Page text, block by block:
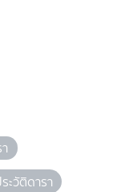
ะวัติดารา